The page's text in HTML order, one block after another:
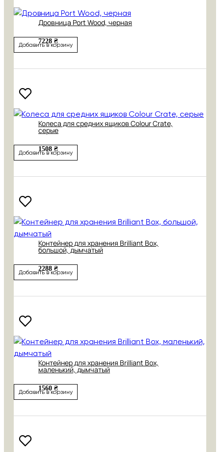
Дровница Port Wood, черная
7228 ₴
Добавить в корзину
Колеса для средних ящиков Colour Crate,
серые
1508 ₴
Добавить в корзину
Контейнер для хранения Brilliant Box,
большой, дымчатый
2288 ₴
Добавить в корзину
Контейнер для хранения Brilliant Box,
маленький, дымчатый
1560 ₴
Добавить в корзину